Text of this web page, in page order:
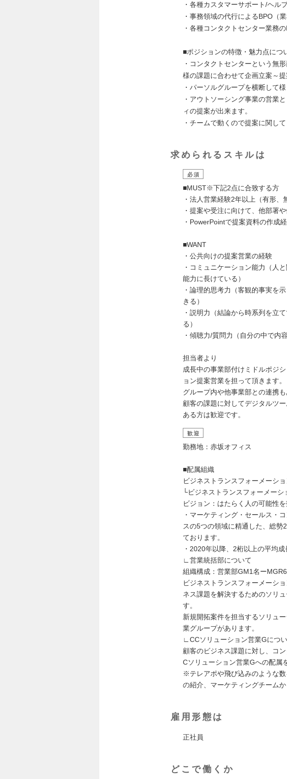
・各種カスタマーサポート/ヘル
・事務領域の代行によるBPO（
・各種コンタクトセンター業務
■ポジションの特徴・魅力点につ
・コンタクトセンターという無
様の課題に合わせて企画立案～提
・パーソルグループを横断して
・アウトソーシング事業の営業
ィの提案が出来ます。
・チームで動くので提案に関し
求められるスキルは
必須
■MUST※下記2点に合致する方
・法人営業経験2年以上（有形、
・提案や受注に向けて、他部署
・PowerPointで提案資料の作成
■WANT
・公共向けの提案営業の経験
・コミュニケーション能力（人
能力に長けている）
・論理的思考力（客観的事実を
きる）
・説明力（結論から時系列を立
る）
・傾聴力/質問力（自分の中で内
担当者より
成長中の事業部付けミドルポジ
ョン提案営業を担って頂きます。
グループ内や他事業部との連携
顧客の課題に対してデジタルツ
ある方は歓迎です。
歓迎
勤務地：赤坂オフィス
■配属組織
ビジネストランスフォーメーシ
└ビジネストランスフォーメーシ
ビジョン：はたらく人の可能性
・マーケティング・セールス・
スの5つの領域に精通した、総勢
ております。
・2020年以降、2桁以上の平均
∟営業統括部について
組織構成：営業部GM1名ー
ビジネストランスフォーメーシ
ネス課題を解決するためのソリ
す。
新規開拓案件を担当するソリュ
業グループがあります。
∟CCソリューション営業Gにつ
顧客のビジネス課題に対し、コ
Cソリューション営業Gへの配属
※テレアポや飛び込みのような
の紹介、マーケティングチーム
雇用形態は
正社員
どこで働くか